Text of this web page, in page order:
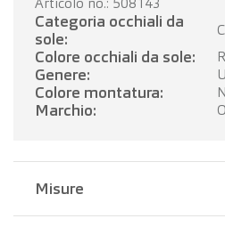
Categoria occhiali da
sole:
Colore occhiali da sole:
Genere:
Colore montatura:
Marchio:
Misure